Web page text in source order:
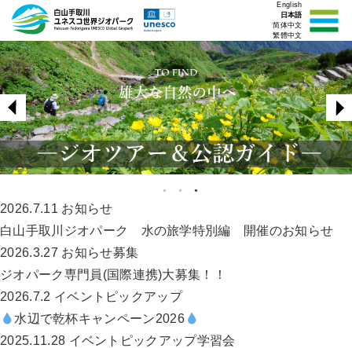
English
日本語
简体中文
繁體中文
2026.7.11 お知らせ
白山手取川ジオパーク 水の旅学特別編 開催のお知らせ
2026.3.27 お知らせ募集
ジオパーク専門員(国際連携)大募集！！
2026.7.2 イベント ピックアップ
水辺で乾杯キャンペーン2026
2025.11.28 イベント ピックアップ学習会